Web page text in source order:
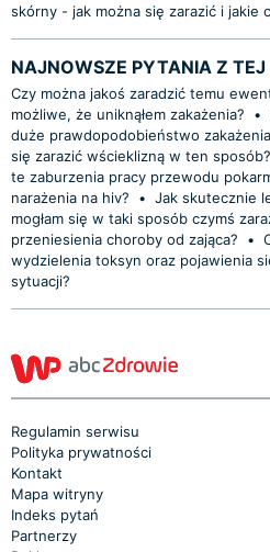
skórny - jak można się zarazić i jakie
NAJNOWSZE PYTANIA Z
Czy można jakoś zaradzić temu
możliwe, że uniknąłem zakażenia?
•
duże prawdopodobieństwo
się zarazić wścieklizną w ten sposób?
te zaburzenia pracy przewodu
narażenia na hiv?
• Jak skutecznie
mogłam się w taki sposób czymś
przeniesienia choroby od zająca?
•
wydzielenia toksyn oraz pojawienia
sytuacji?
Regulamin serwisu
Polityka prywatności
Kontakt
Mapa witryny
Indeks pytań
Partnerzy